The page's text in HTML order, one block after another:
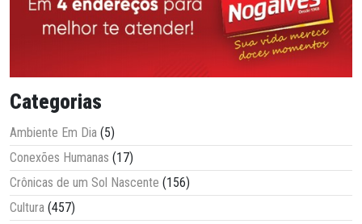
Categorias
Ambiente Em Dia (5)
Conexões Humanas (17)
Crônicas de um Sol Nascente (156)
Cultura (457)